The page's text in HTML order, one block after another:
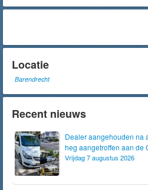
Locatie
Barendrecht
Recent nieuws
Dealer aangehouden na
heg aangetroffen aan de
Vrijdag 7 augustus 2026